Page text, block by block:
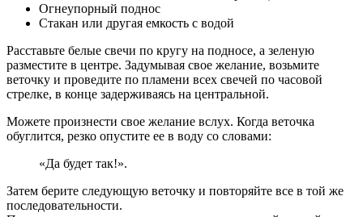
Огнеупорный поднос
Стакан или другая емкость с водой
Расставьте белые свечи по кругу на подносе, а зеленую
разместите в центре. Задумывая свое желание, возьмите
веточку и проведите по пламени всех свечей по часовой
стрелке, в конце задерживаясь на центральной.
Можете произнести свое желание вслух. Когда веточка
обуглится, резко опустите ее в воду со словами:
«Да будет так!».
Затем берите следующую веточку и повторяйте все в той же
последовательности.